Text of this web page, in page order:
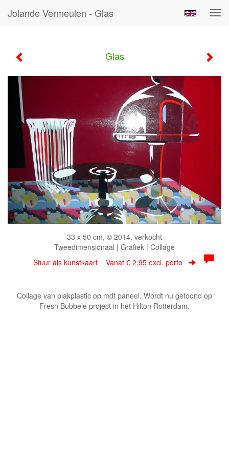
Jolande Vermeulen - Glas
Glas
33 x 50 cm, © 2014, verkocht
Tweedimensionaal | Grafiek | Collage
Stuur als kunstkaart Vanaf € 2,95 excl. porto
Collage van plakplastic op mdf paneel. Wordt nu getoond op
Fresh Bubbele project in het Hilton Rotterdam.